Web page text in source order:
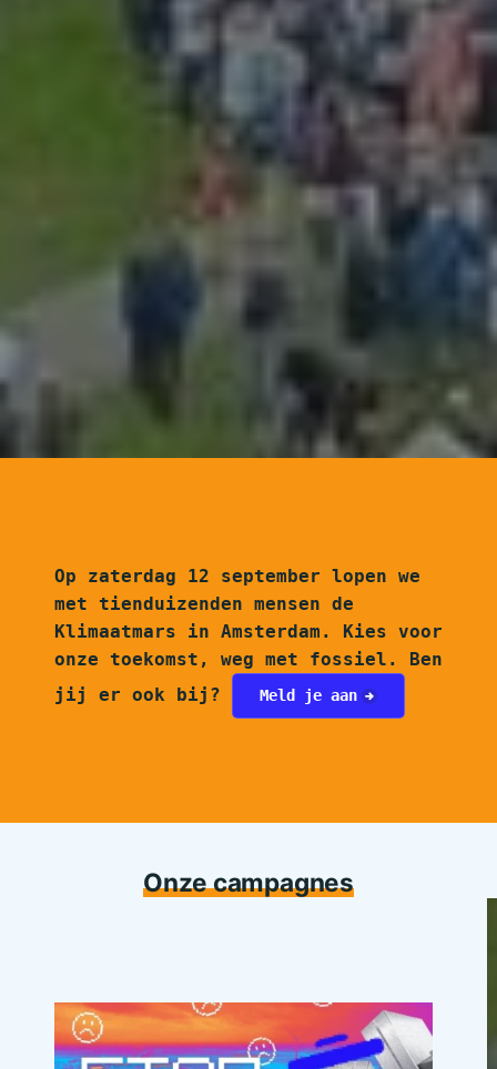
Op zaterdag 12 september lopen we
met tienduizenden mensen de
Klimaatmars in Amsterdam. Kies voor
onze toekomst, weg met fossiel.
Ben
jij er ook bij?
Meld je aan
Onze campagnes